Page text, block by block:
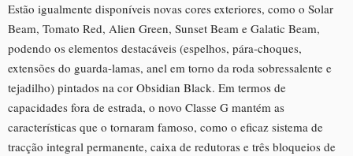
Estão igualmente disponíveis novas cores exteriores, como o Solar
Beam, Tomato Red, Alien Green, Sunset Beam e Galatic Beam,
podendo os elementos destacáveis (espelhos, pára-choques,
extensões do guarda-lamas, anel em torno da roda sobressalente e
tejadilho) pintados na cor Obsidian Black. Em termos de
capacidades fora de estrada, o novo Classe G mantém as
características que o tornaram famoso, como o eficaz sistema de
tracção integral permanente, caixa de redutoras e três bloqueios de